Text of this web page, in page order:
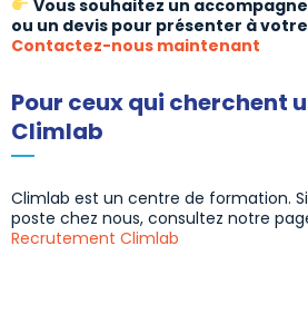
Vous souhaitez un
ou un devis pour présenter à
Contactez-nous maintenant
Pour ceux qui cherchent
Climlab
Climlab est un centre de formation.
poste chez nous, consultez notre
Recrutement Climlab